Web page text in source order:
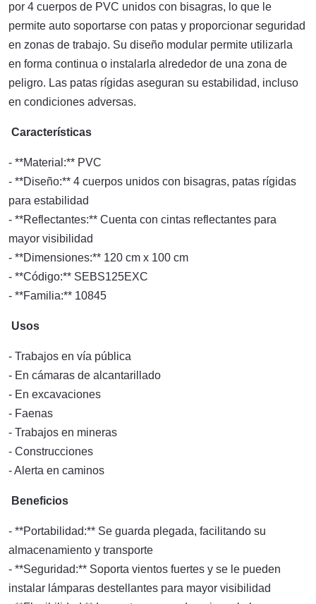
por 4 cuerpos de PVC unidos con bisagras, lo que le
permite auto soportarse con patas y proporcionar seguridad
en zonas de trabajo. Su diseño modular permite utilizarla
en forma continua o instalarla alrededor de una zona de
peligro. Las patas rígidas aseguran su estabilidad, incluso
en condiciones adversas.
Características
- **Material:** PVC
- **Diseño:** 4 cuerpos unidos con bisagras, patas rígidas
para estabilidad
- **Reflectantes:** Cuenta con cintas reflectantes para
mayor visibilidad
- **Dimensiones:** 120 cm x 100 cm
- **Código:** SEBS125EXC
- **Familia:** 10845
Usos
- Trabajos en vía pública
- En cámaras de alcantarillado
- En excavaciones
- Faenas
- Trabajos en mineras
- Construcciones
- Alerta en caminos
Beneficios
- **Portabilidad:** Se guarda plegada, facilitando su
almacenamiento y transporte
- **Seguridad:** Soporta vientos fuertes y se le pueden
instalar lámparas destellantes para mayor visibilidad